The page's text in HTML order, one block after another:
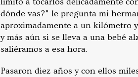
dónde vas?” le pregunta mi
aproximadamente a un kilómetro
y más aún si se lleva a una bebé
saliéramos a esa hora.
Pasaron diez años y con ellos